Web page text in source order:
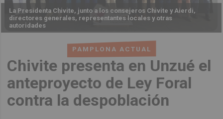
PAMPLONA ACTUAL
Chivite presenta en Unzué el
anteproyecto de Ley Foral
contra la despoblación
La Presidenta Chivite, junto a los consejeros Chivite y Aierdi,
directores generales, representantes locales y otras
autoridades